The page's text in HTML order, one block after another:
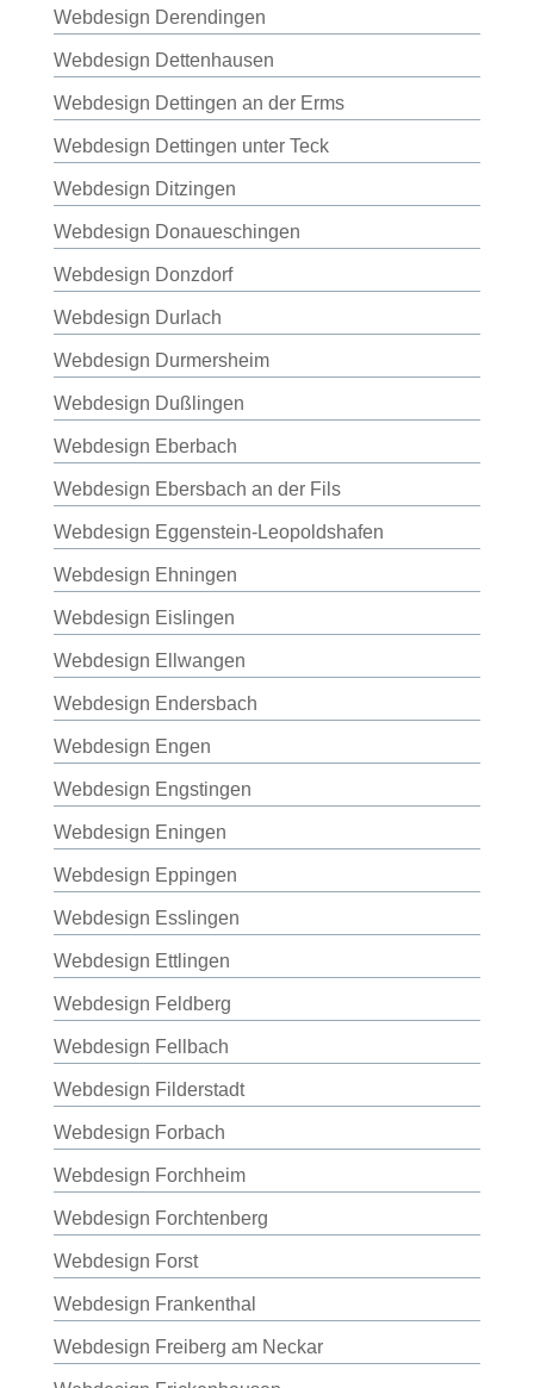
Webdesign Derendingen
Webdesign Dettenhausen
Webdesign Dettingen an der Erms
Webdesign Dettingen unter Teck
Webdesign Ditzingen
Webdesign Donaueschingen
Webdesign Donzdorf
Webdesign Durlach
Webdesign Durmersheim
Webdesign Dußlingen
Webdesign Eberbach
Webdesign Ebersbach an der Fils
Webdesign Eggenstein-Leopoldshafen
Webdesign Ehningen
Webdesign Eislingen
Webdesign Ellwangen
Webdesign Endersbach
Webdesign Engen
Webdesign Engstingen
Webdesign Eningen
Webdesign Eppingen
Webdesign Esslingen
Webdesign Ettlingen
Webdesign Feldberg
Webdesign Fellbach
Webdesign Filderstadt
Webdesign Forbach
Webdesign Forchheim
Webdesign Forchtenberg
Webdesign Forst
Webdesign Frankenthal
Webdesign Freiberg am Neckar